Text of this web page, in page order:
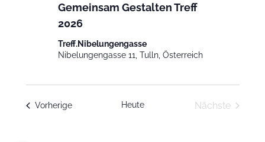
Gemeinsam Gestalten Treff
2026
Treff.Nibelungengasse
Nibelungengasse 11, Tulln, Österreich
VorherigeVeranstaltungen
Heute
Nächste